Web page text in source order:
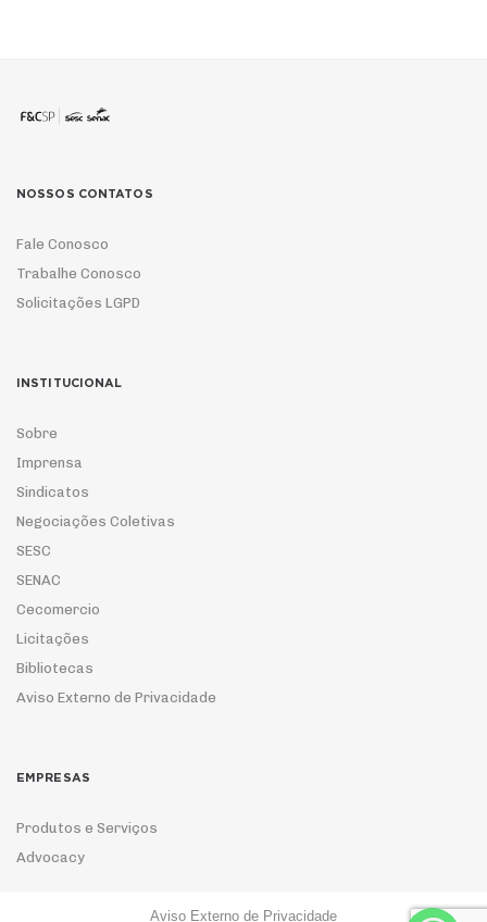
NOSSOS CONTATOS
Fale Conosco
Trabalhe Conosco
Solicitações LGPD
INSTITUCIONAL
Sobre
Imprensa
Sindicatos
Negociações Coletivas
SESC
SENAC
Cecomercio
Licitações
Bibliotecas
Aviso Externo de Privacidade
EMPRESAS
Produtos e Serviços
Advocacy
Aviso Externo de Privacidade